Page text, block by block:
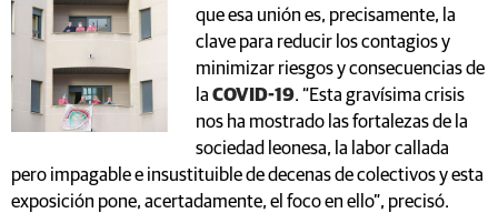
que esa unión es, precisamente, la
clave para reducir los contagios y
minimizar riesgos y consecuencias de
laCOVID-19. “Esta gravísima crisis
nos ha mostrado las fortalezas de la
sociedad leonesa, la labor callada
pero impagable e insustituible de decenas de colectivos y esta
exposición pone, acertadamente, el foco en ello”, precisó.